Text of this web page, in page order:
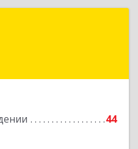
44
Дербент г, Ю.Гагарина